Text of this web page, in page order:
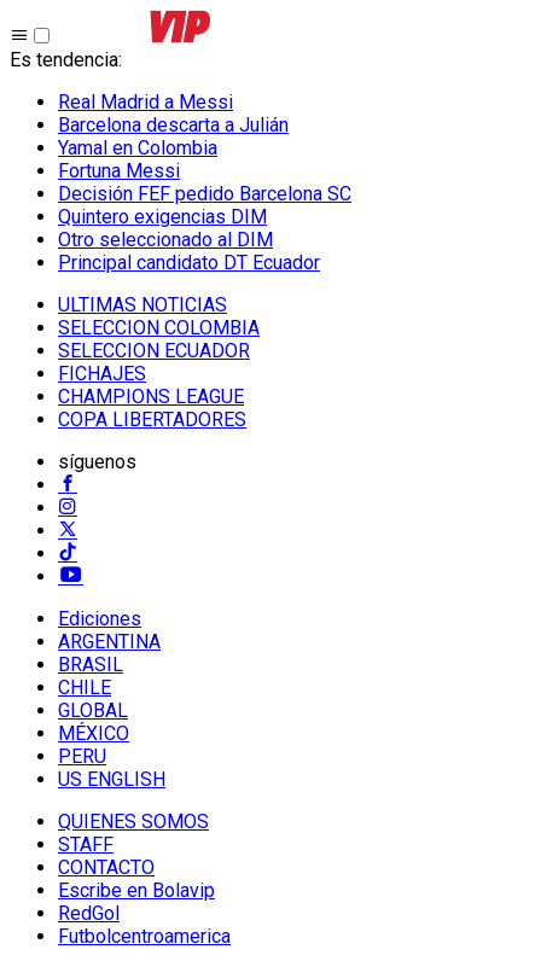
Es tendencia:
Real Madrid a Messi
Barcelona descarta a Julián
Yamal en Colombia
Fortuna Messi
Decisión FEF pedido Barcelona SC
Quintero exigencias DIM
Otro seleccionado al DIM
Principal candidato DT Ecuador
ULTIMAS NOTICIAS
SELECCION COLOMBIA
SELECCION ECUADOR
FICHAJES
CHAMPIONS LEAGUE
COPA LIBERTADORES
síguenos
Ediciones
ARGENTINA
BRASIL
CHILE
GLOBAL
MÉXICO
PERU
US ENGLISH
QUIENES SOMOS
STAFF
CONTACTO
Escribe en Bolavip
RedGol
Futbolcentroamerica